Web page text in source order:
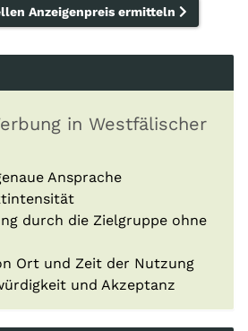
Anzeigenpreis ermitteln
in Westfälischer
Ansprache
durch die Zielgruppe ohne
Ort und Zeit der Nutzung
und Akzeptanz